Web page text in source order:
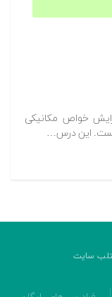
خواص مکانیکی
هست. این درس…
سایت